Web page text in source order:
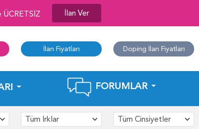
ÜCRETSİZ İlan Ver
İlan Fiyatları Doping İlan Fiyatları
FORUMLAR
Tüm Irklar Tüm Cinsiyetler